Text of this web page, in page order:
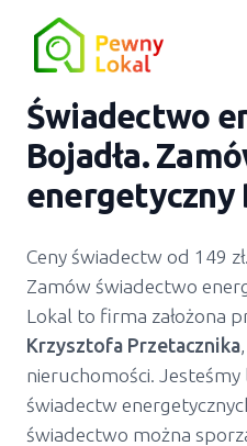
Świadectwo
Bojadła.
energetyczny
Ceny świadectw od 149
Zamów świadectwo
Lokal to firma założona
Krzysztofa Przetacznika
nieruchomości.
świadectw
świadectwo można